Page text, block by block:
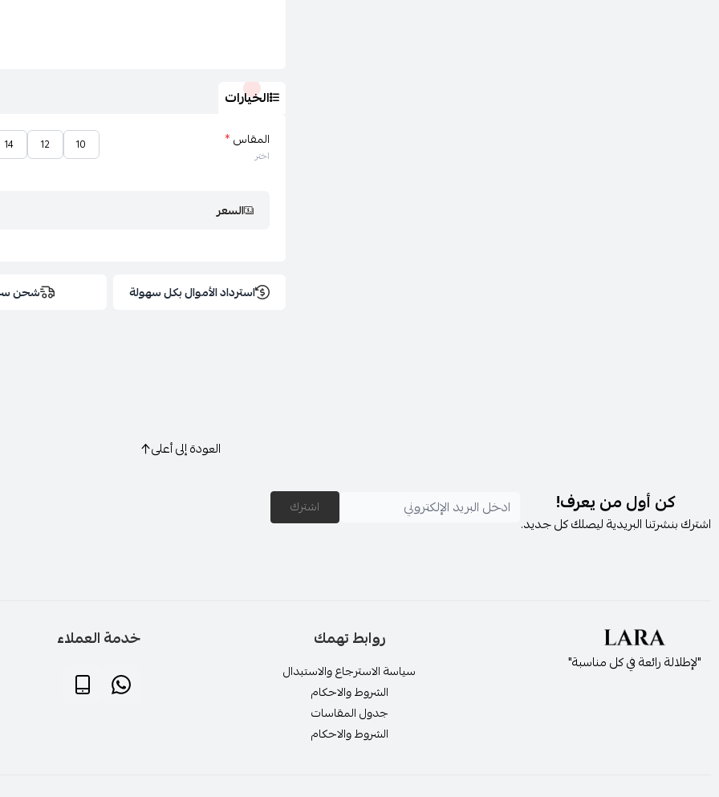
الخيارات
المقاس*
اختر
10
12
14
السعر
استرداد الأموال بكل سهولة شحن
العودة إلى أعلى
كن أول من يعرف!
اشترك بنشرتنا البريدية ليصلك كل جديد.
اشترك
"لإطلالة رائعة في كل مناسبة"
روابط تهمك
سياسة الاسترجاع والاستبدال
الشروط والاحكام
جدول المقاسات
الشروط والاحكام
خدمة العملاء